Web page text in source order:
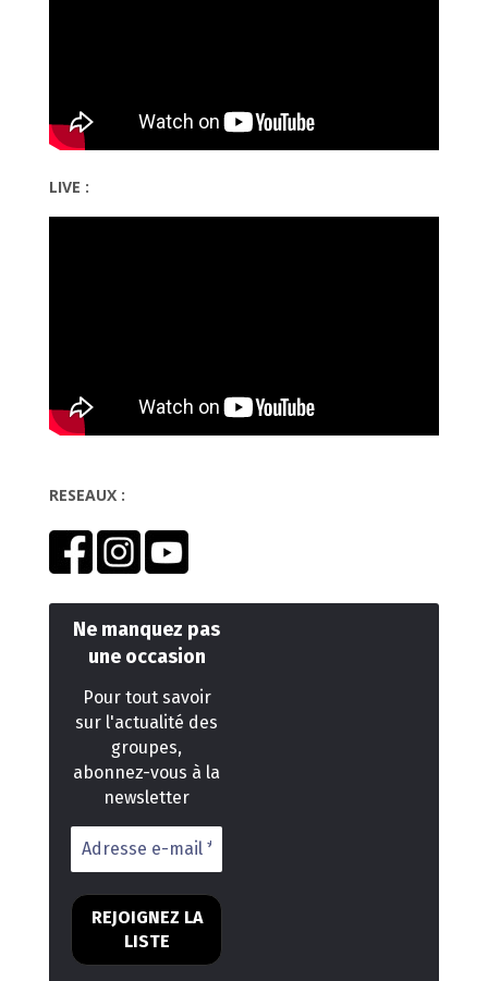
LIVE :
RESEAUX :
Ne manquez pas
une occasion
Pour tout savoir
sur l'actualité des
groupes,
abonnez-vous à la
newsletter